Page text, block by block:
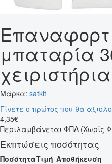
μπαταρία
Μάρκα: satkit
Γίνετε ο πρώτος που θα
4,35€
Περιλαμβάνεται ΦΠΑ (Χωρίς
Εκπτώσεις ποσότητας
ΠοσότηταΤιμή Αποθήκευση